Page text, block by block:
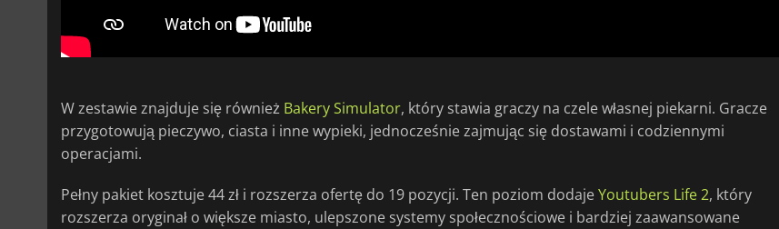
W zestawie znajduje się również Bakery Simulator, który stawia graczy na czele własnej piekarni. Gracze
przygotowują pieczywo, ciasta i inne wypieki, jednocześnie zajmując się dostawami i codziennymi
operacjami.
Pełny pakiet kosztuje 44 zł i rozszerza ofertę do 19 pozycji. Ten poziom dodajeYoutubers Life 2, który
rozszerza oryginał o większe miasto, ulepszone systemy społecznościowe i bardziej zaawansowane